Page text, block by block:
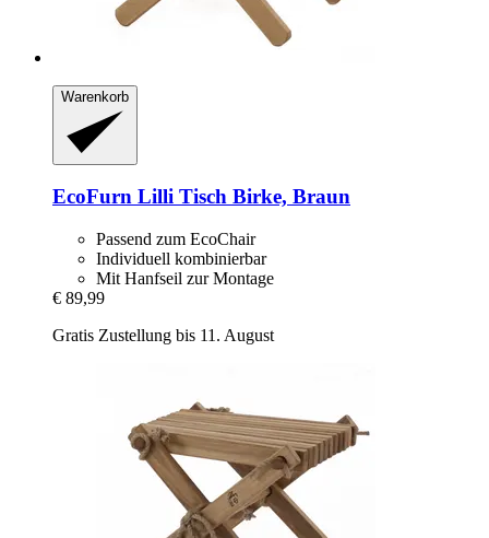
Warenkorb
EcoFurn Lilli Tisch Birke, Braun
Passend zum EcoChair
Individuell kombinierbar
Mit Hanfseil zur Montage
€ 89,99
Gratis Zustellung bis 11. August